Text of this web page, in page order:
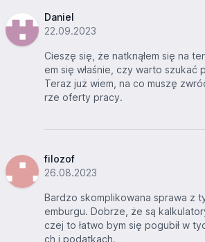
Daniel
22.09.2023
Cieszę się, że natknąłem się na
em się właśnie, czy warto szukać
Teraz już wiem, na co muszę
rze oferty pracy.
filozof
26.08.2023
Bardzo skomplikowana sprawa z
emburgu. Dobrze, że są
czej to łatwo bym się pogubił w
ch i podatkach.